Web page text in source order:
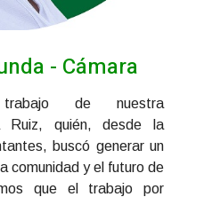
- Cámara
de nuestra
Ruiz, quién, desde la
buscó generar un
comunidad y el futuro de
que el trabajo por